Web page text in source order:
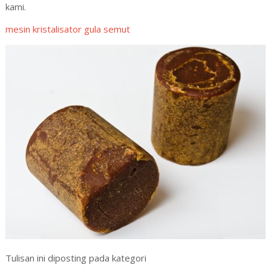
kami.
mesin kristalisator gula semut
Tulisan ini diposting pada kategori